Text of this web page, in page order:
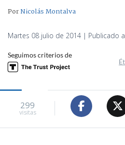
PorNicolás Montalva
Martes 08 julio de 2014 | Publicado
Seguimos criterios de
299
visitas